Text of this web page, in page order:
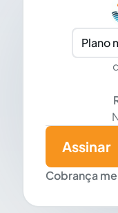
Plano
Cobrança
Assinar